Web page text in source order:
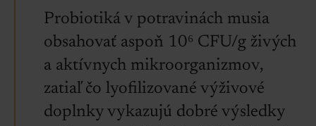
Probiotiká v potravinách musia
obsahovať aspoň 10⁶ CFU/g živých
a aktívnych mikroorganizmov,
zatiaľ čo lyofilizované výživové
doplnky vykazujú dobré výsledky